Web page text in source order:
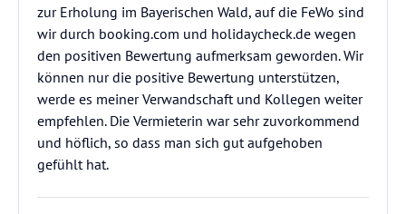
zur Erholung im Bayerischen Wald, auf die FeWo sind
wir durch booking.com und holidaycheck.de wegen
den positiven Bewertung aufmerksam geworden. Wir
können nur die positive Bewertung unterstützen,
werde es meiner Verwandschaft und Kollegen weiter
empfehlen. Die Vermieterin war sehr zuvorkommend
und höflich, so dass man sich gut aufgehoben
gefühlt hat.